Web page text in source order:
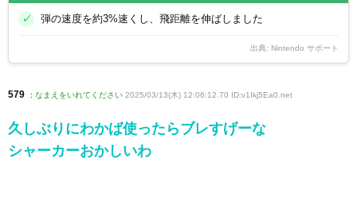
弾の速度を約3%速くし、飛距離を伸ばしました
出典: Nintendo サポート
579 : なまえをいれてください 2025/03/13(木) 12:06:12.70 ID:v1Ikj5Ea0.net
久しぶりにわかば使ったらブレすげーな
シャーカーおかしいわ